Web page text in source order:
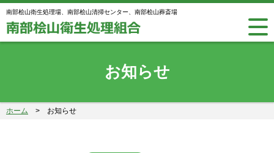
南部桧山衛生処理場、南部桧山清掃センター、南部桧山葬斎場
お知らせ
ホーム > お知らせ